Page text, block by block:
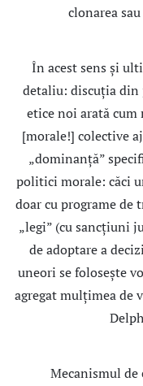
clonarea
În acest sens şi
detaliu: discuţia
etice noi arată cum
[morale!] colective
„dominanţă”
politici morale: căci
doar cu programe de
„legi” (cu sancţiuni
de adoptare a
uneori se foloseşte
agregat mulţimea de
Mecanismul de